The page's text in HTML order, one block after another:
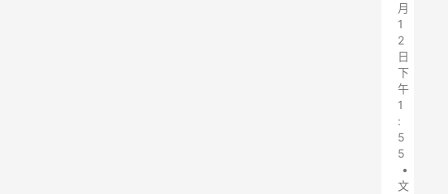
月
1
2
日
下
午
1
:
5
5
•
文